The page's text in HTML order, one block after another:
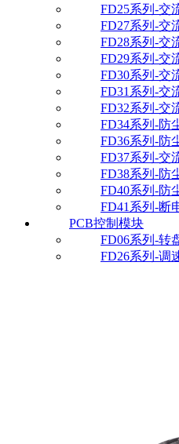
FD25系列-交
FD27系列-交
FD28系列-交
FD29系列-交
FD30系列-交
FD31系列-交
FD32系列-交
FD34系列-防
FD36系列-防
FD37系列-交
FD38系列-防
FD40系列-防
FD41系列-断
PCB控制模块
FD06系列-转
FD26系列-调